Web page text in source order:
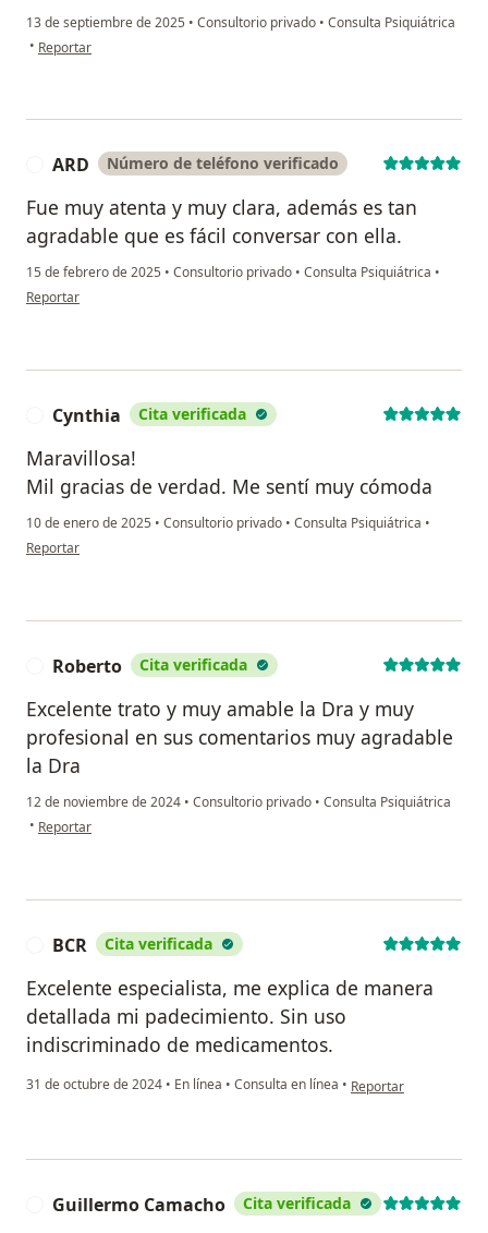
13 de septiembre de 2025 • Consultorio privado • Consulta Psiquiátrica
• en opinión del usuario Leonardo Speranza
Reportar
ARD Número de teléfono verificado
Fue muy atenta y muy clara, además es tan
agradable que es fácil conversar con ella.
15 de febrero de 2025 • Consultorio privado • Consulta Psiquiátrica •
en opinión del usuario ARD
Reportar
Cynthia Cita verificada
Maravillosa!
Mil gracias de verdad. Me sentí muy cómoda
10 de enero de 2025 • Consultorio privado • Consulta Psiquiátrica •
en opinión del usuario Cynthia
Reportar
Roberto Cita verificada
Excelente trato y muy amable la Dra y muy
profesional en sus comentarios muy agradable
la Dra
12 de noviembre de 2024 • Consultorio privado • Consulta Psiquiátrica
• en opinión del usuario Roberto
Reportar
BCR Cita verificada
Excelente especialista, me explica de manera
detallada mi padecimiento. Sin uso
indiscriminado de medicamentos.
31 de octubre de 2024 • En línea • Consulta en línea • en opinión del usuario
Reportar
Guillermo Camacho Cita verificada